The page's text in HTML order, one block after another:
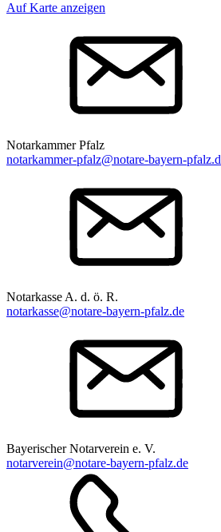
Auf Karte anzeigen
Notarkammer Pfalz
notarkammer-pfalz@notare-bayern-
Notarkasse A. d. ö. R.
notarkasse@notare-bayern-pfalz.de
Bayerischer Notarverein e. V.
notarverein@notare-bayern-pfalz.de